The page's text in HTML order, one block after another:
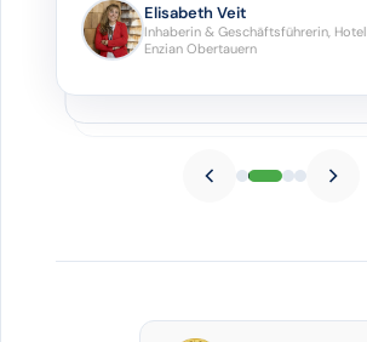
Elisabeth Veit
Inhaberin & Geschäftsführerin, Hotel
Enzian Obertauern